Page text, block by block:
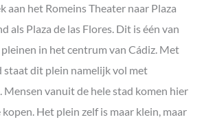
aan het Romeins Theater naar Plaza
als Plaza de las Flores. Dit is één van
in het centrum van Cádiz. Met
staat dit plein namelijk vol met
Mensen vanuit de hele stad komen hier
Het plein zelf is maar klein, maar